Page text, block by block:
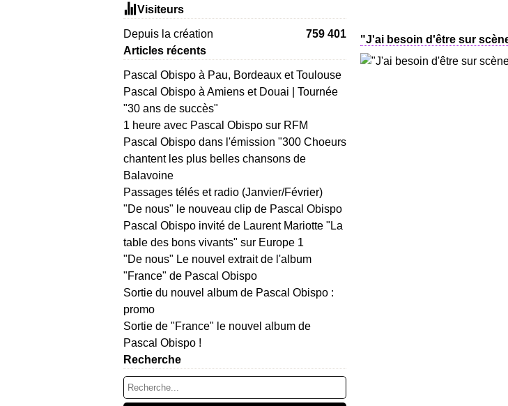
Visiteurs
Depuis la création
759 401
Articles récents
Pascal Obispo à Pau, Bordeaux et Toulouse
Pascal Obispo à Amiens et Douai | Tournée
"30 ans de succès"
1 heure avec Pascal Obispo sur RFM
Pascal Obispo dans l'émission "300 Choeurs
chantent les plus belles chansons de
Balavoine
Passages télés et radio (Janvier/Février)
"De nous" le nouveau clip de Pascal Obispo
Pascal Obispo invité de Laurent Mariotte "La
table des bons vivants" sur Europe 1
"De nous" Le nouvel extrait de l'album
"France" de Pascal Obispo
Sortie du nouvel album de Pascal Obispo :
promo
Sortie de "France" le nouvel album de
Pascal Obispo !
Recherche
"J'ai besoin d'être sur